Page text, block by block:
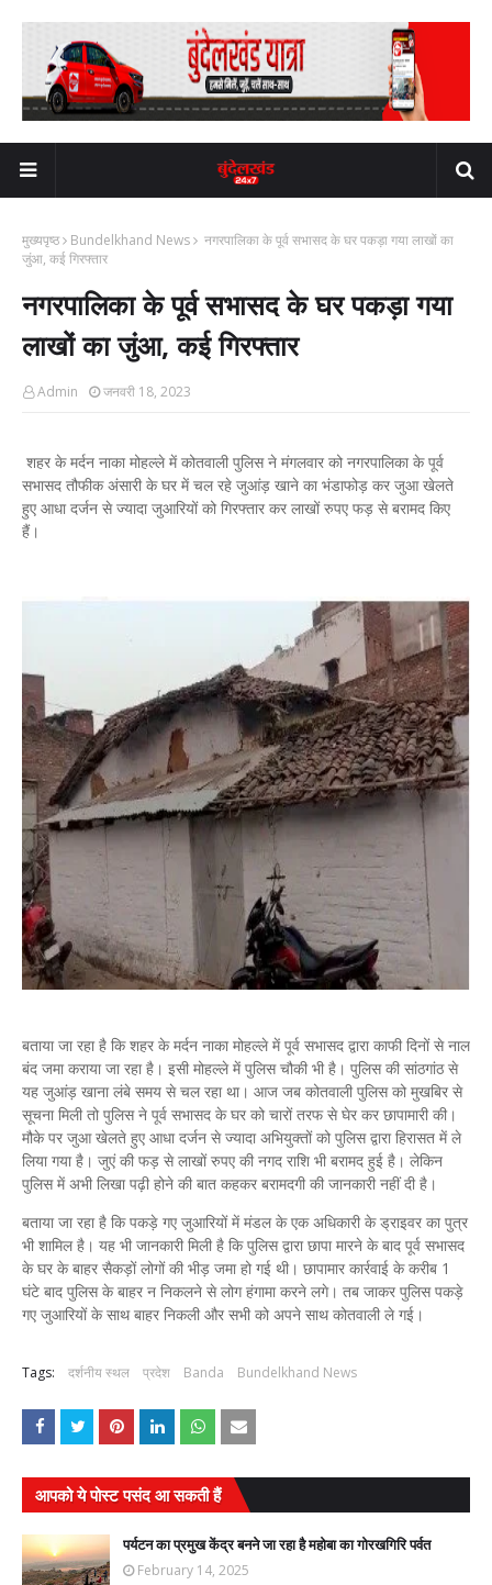
मुख्यपृष्ठ Bundelkhand News
नगरपालिका के पूर्व सभासद के घर पकड़ा गया लाखों का
जुंआ, कई गिरफ्तार
नगरपालिका के पूर्व सभासद के घर पकड़ा गया
लाखों का जुंआ, कई गिरफ्तार
Admin जनवरी 18, 2023
शहर के मर्दन नाका मोहल्ले में कोतवाली पुलिस ने मंगलवार को नगरपालिका के पूर्व
सभासद तौफीक अंसारी के घर में चल रहे जुआंड़ खाने का भंडाफोड़ कर जुआ खेलते
हुए आधा दर्जन से ज्यादा जुआरियों को गिरफ्तार कर लाखों रुपए फड़ से बरामद किए
हैं।
बताया जा रहा है कि शहर के मर्दन नाका मोहल्ले में पूर्व सभासद द्वारा काफी दिनों से नाल
बंद जमा कराया जा रहा है। इसी मोहल्ले में पुलिस चौकी भी है। पुलिस की सांठगांठ से
यह जुआंड़ खाना लंबे समय से चल रहा था। आज जब कोतवाली पुलिस को मुखबिर से
सूचना मिली तो पुलिस ने पूर्व सभासद के घर को चारों तरफ से घेर कर छापामारी की।
मौके पर जुआ खेलते हुए आधा दर्जन से ज्यादा अभियुक्तों को पुलिस द्वारा हिरासत में ले
लिया गया है। जुएं की फड़ से लाखों रुपए की नगद राशि भी बरामद हुई है। लेकिन
पुलिस में अभी लिखा पढ़ी होने की बात कहकर बरामदगी की जानकारी नहीं दी है।
बताया जा रहा है कि पकड़े गए जुआरियों में मंडल के एक अधिकारी के ड्राइवर का पुत्र
भी शामिल है। यह भी जानकारी मिली है कि पुलिस द्वारा छापा मारने के बाद पूर्व सभासद
के घर के बाहर सैकड़ों लोगों की भीड़ जमा हो गई थी। छापामार कार्रवाई के करीब 1
घंटे बाद पुलिस के बाहर न निकलने से लोग हंगामा करने लगे। तब जाकर पुलिस पकड़े
गए जुआरियों के साथ बाहर निकली और सभी को अपने साथ कोतवाली ले गई।
Tags: दर्शनीय स्थल प्रदेश Banda Bundelkhand News
आपको ये पोस्ट पसंद आ सकती हैं
पर्यटन का प्रमुख केंद्र बनने जा रहा है महोबा का गोरखगिरि पर्वत
February 14, 2025